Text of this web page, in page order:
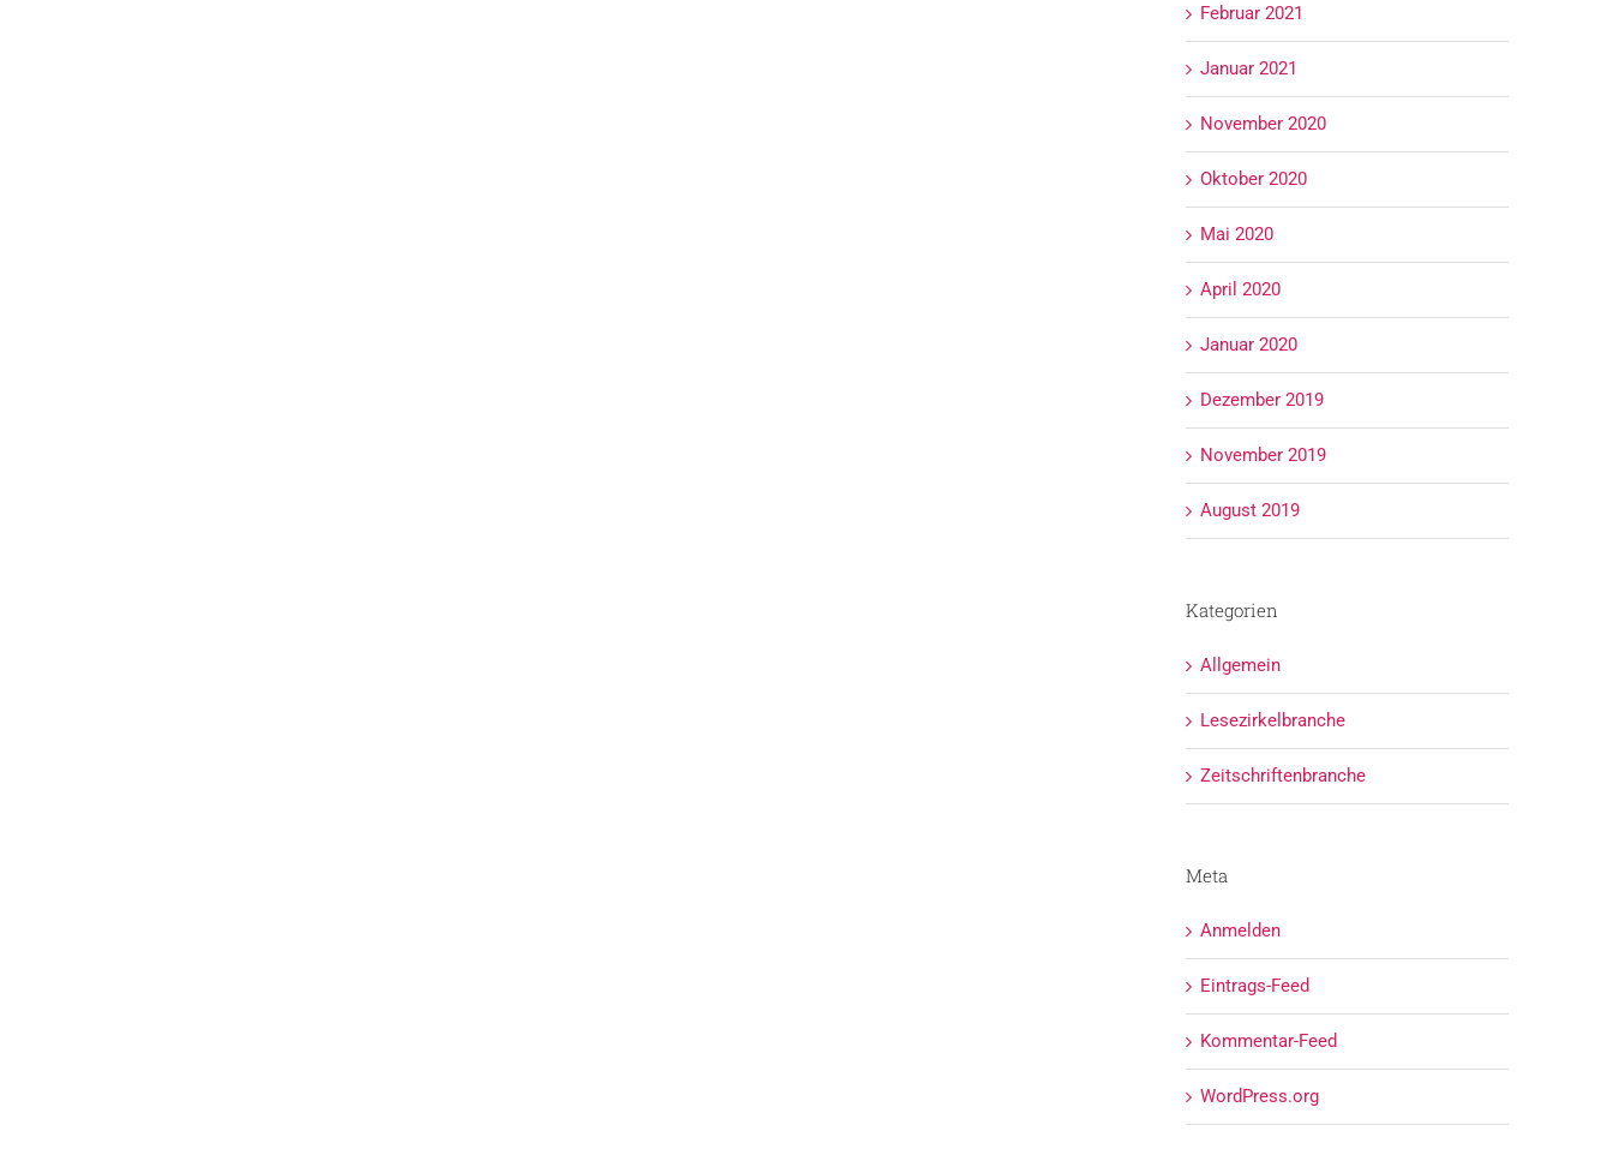
Februar 2021
Januar 2021
November 2020
Oktober 2020
Mai 2020
April 2020
Januar 2020
Dezember 2019
November 2019
August 2019
Kategorien
Allgemein
Lesezirkelbranche
Zeitschriftenbranche
Meta
Anmelden
Eintrags-Feed
Kommentar-Feed
WordPress.org